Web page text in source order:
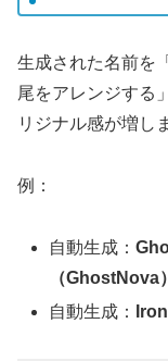
生成された名前を
尾をアレンジする
リジナル感が増し
例：
自動生成：
（GhostNova）
自動生成：